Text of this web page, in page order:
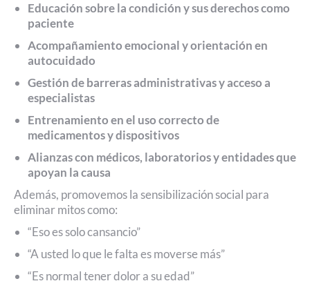
Educación sobre la condición y sus derechos como
paciente
Acompañamiento emocional y orientación en
autocuidado
Gestión de barreras administrativas y acceso a
especialistas
Entrenamiento en el uso correcto de
medicamentos y dispositivos
Alianzas con médicos, laboratorios y entidades que
apoyan la causa
Además, promovemos la sensibilización social para
eliminar mitos como:
“Eso es solo cansancio”
“A usted lo que le falta es moverse más”
“Es normal tener dolor a su edad”